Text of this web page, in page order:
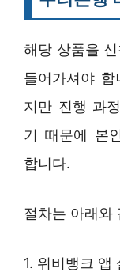
해당 상품을
들어가셔야
지만 진행 과
기 때문에 본
합니다.
절차는 아래와
1. 위비뱅크 앱